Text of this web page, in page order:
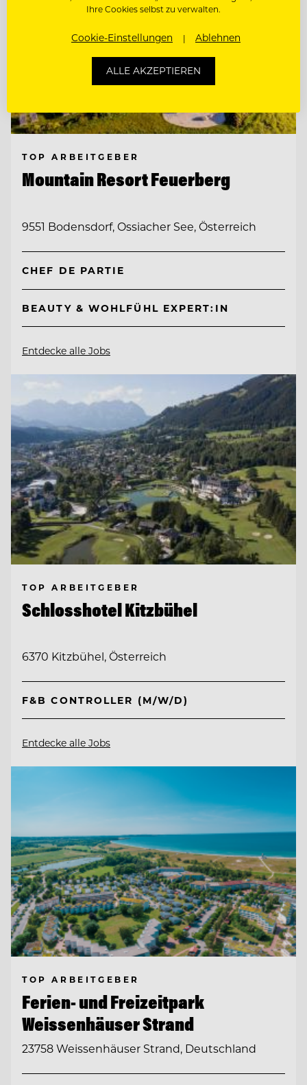
TOP ARBEITGEBER
Mountain Resort Feuerberg
9551 Bodensdorf, Ossiacher See, Österreich
CHEF DE PARTIE
BEAUTY & WOHLFÜHL EXPERT:IN
Entdecke alle Jobs
TOP ARBEITGEBER
Schlosshotel Kitzbühel
6370 Kitzbühel, Österreich
F&B CONTROLLER (M/W/D)
Entdecke alle Jobs
TOP ARBEITGEBER
Ferien- und Freizeitpark
Weissenhäuser Strand
23758 Weissenhäuser Strand, Deutschland
Ihre Cookies selbst zu verwalten.
Cookie-Einstellungen Ablehnen
ALLE AKZEPTIEREN